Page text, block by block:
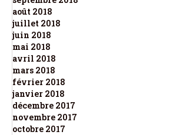
août 2018
juillet 2018
juin 2018
mai 2018
avril 2018
mars 2018
février 2018
janvier 2018
décembre 2017
novembre 2017
octobre 2017